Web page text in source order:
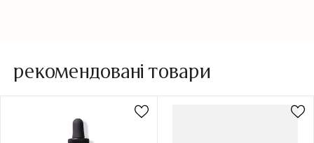
рекомендовані товари